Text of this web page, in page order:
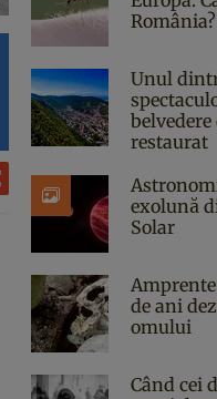
România?
Unul
restaurat
exolună
Solar
de ani
omului
Când cei